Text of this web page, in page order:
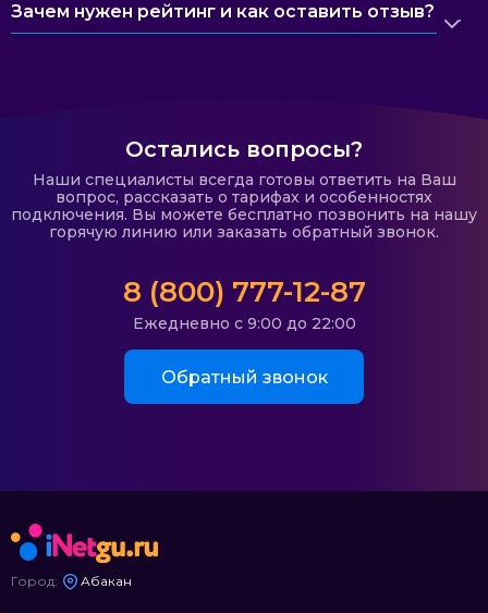
Зачем нужен рейтинг и как оставить отзыв?
Остались вопросы?
Наши специалисты всегда готовы ответить на Ваш
вопрос, рассказать о тарифах и особенностях
подключения. Вы можете бесплатно позвонить на нашу
горячую линию или заказать обратный звонок.
8 (800) 777-12-87
Ежедневно с 9:00 до 22:00
Обратный звонок
Город: Абакан